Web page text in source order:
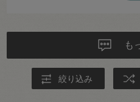
も
絞り込み